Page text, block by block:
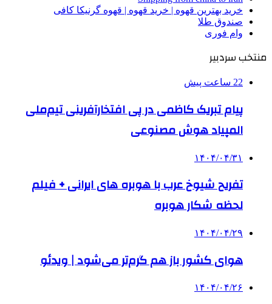
خرید بهترین قهوه | خرید قهوه | قهوه گرنیکا کافی
صندوق طلا
وام فوری
منتخب سردبیر
22 ساعت پیش
پیام تبریک کاظمی در پی افتخارآفرینی تیم‌ملی
المپیاد هوش مصنوعی
۱۴۰۴/۰۴/۳۱
تفریح شیوخ عرب با هوبره‌ های ایرانی + فیلم
لحظه شکار هوبره
۱۴۰۴/۰۴/۲۹
هوای کشور باز هم گرم‌تر می‌شود | ویدئو
۱۴۰۴/۰۴/۲۶